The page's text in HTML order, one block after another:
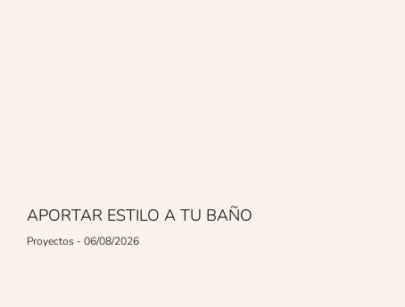
APORTAR ESTILO A TU BAÑO
Proyectos 06/08/2026